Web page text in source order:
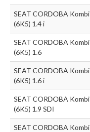
SEAT CORDOBA Kombi
(6K5) 1.4 i
SEAT CORDOBA Kombi
(6K5) 1.6
SEAT CORDOBA Kombi
(6K5) 1.6 i
SEAT CORDOBA Kombi
(6K5) 1.9 SDI
SEAT CORDOBA Kombi